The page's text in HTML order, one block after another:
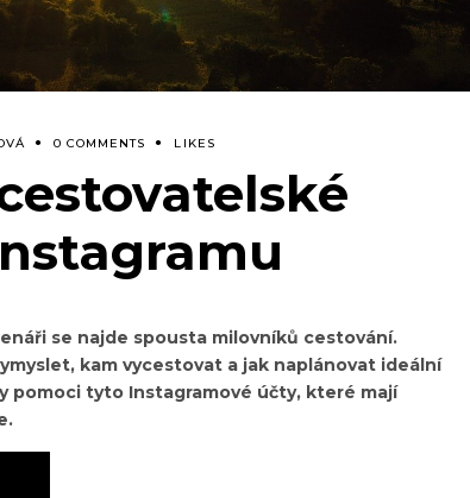
0 COMMENTS LIKES
se najde spousta milovníků cestování.
kam vycestovat a jak naplánovat ideální
pomoci tyto Instagramové účty, které mají